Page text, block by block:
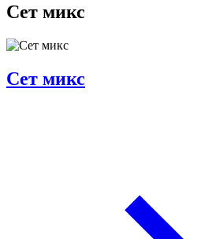
Сет микс
Сет микс